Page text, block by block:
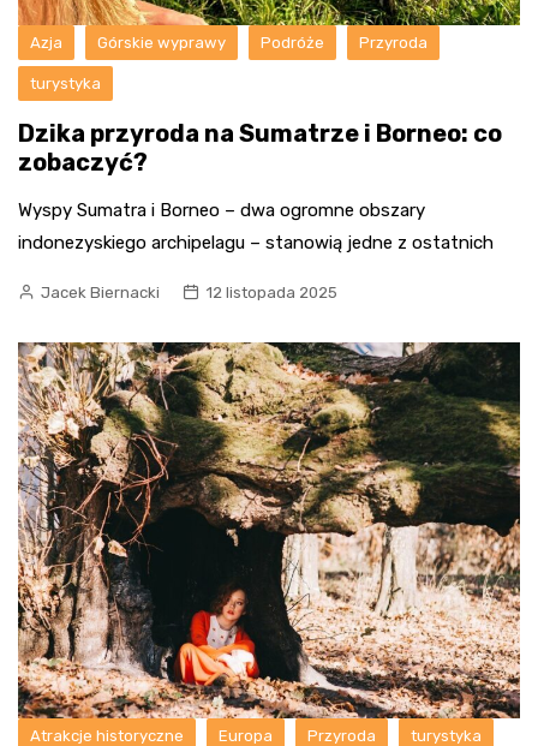
Azja Górskie wyprawy Podróże Przyroda
turystyka
Dzika przyroda na Sumatrze i Borneo: co
zobaczyć?
Wyspy Sumatra i Borneo – dwa ogromne obszary
indonezyskiego archipelagu – stanowią jedne z ostatnich
Jacek Biernacki 12 listopada 2025
Atrakcje historyczne Europa Przyroda turystyka